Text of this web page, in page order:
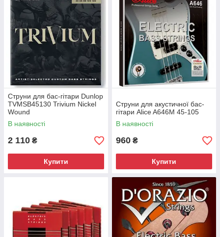
Струни для бас-гітари Dunlop
TVMSB45130 Trivium Nickel
Wound
В наявності
2 110 ₴
Купити
Струни для акустичної бас-
гітари Alice A646M 45-105
В наявності
960 ₴
Купити